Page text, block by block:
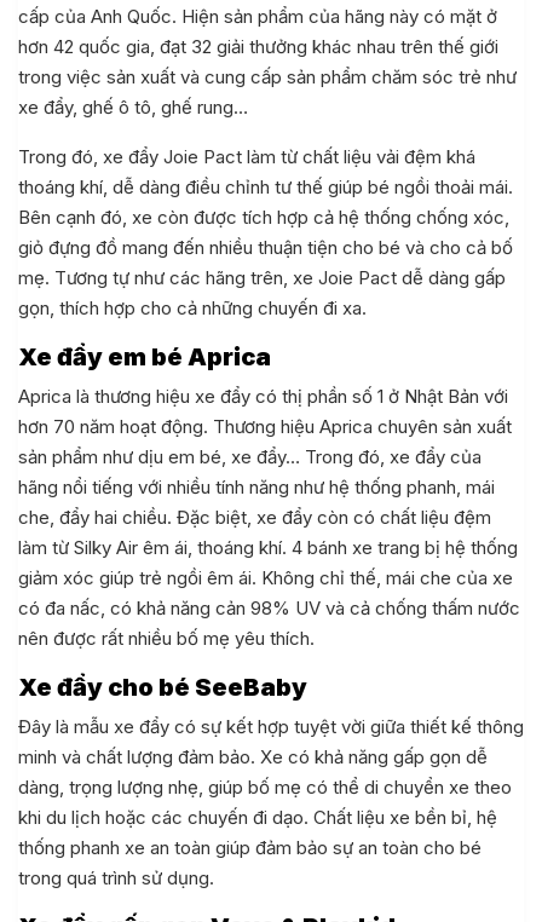
cấp của Anh Quốc. Hiện sản phẩm của hãng này có mặt ở
hơn 42 quốc gia, đạt 32 giải thưởng khác nhau trên thế giới
trong việc sản xuất và cung cấp sản phẩm chăm sóc trẻ như
xe đẩy, ghế ô tô, ghế rung…
Trong đó, xe đẩy Joie Pact làm từ chất liệu vải đệm khá
thoáng khí, dễ dàng điều chỉnh tư thế giúp bé ngồi thoải mái.
Bên cạnh đó, xe còn được tích hợp cả hệ thống chống xóc,
giỏ đựng đồ mang đến nhiều thuận tiện cho bé và cho cả bố
mẹ. Tương tự như các hãng trên, xe Joie Pact dễ dàng gấp
gọn, thích hợp cho cả những chuyến đi xa.
Xe đẩy em bé Aprica
Aprica là thương hiệu xe đẩy có thị phần số 1 ở Nhật Bản với
hơn 70 năm hoạt động. Thương hiệu Aprica chuyên sản xuất
sản phẩm như dịu em bé, xe đẩy… Trong đó, xe đẩy của
hãng nổi tiếng với nhiều tính năng như hệ thống phanh, mái
che, đẩy hai chiều. Đặc biệt, xe đẩy còn có chất liệu đệm
làm từ Silky Air êm ái, thoáng khí. 4 bánh xe trang bị hệ thống
giảm xóc giúp trẻ ngồi êm ái. Không chỉ thế, mái che của xe
có đa nấc, có khả năng cản 98% UV và cả chống thấm nước
nên được rất nhiều bố mẹ yêu thích.
Xe đẩy cho bé SeeBaby
Đây là mẫu xe đẩy có sự kết hợp tuyệt vời giữa thiết kế thông
minh và chất lượng đảm bảo. Xe có khả năng gấp gọn dễ
dàng, trọng lượng nhẹ, giúp bố mẹ có thể di chuyển xe theo
khi du lịch hoặc các chuyến đi dạo. Chất liệu xe bền bỉ, hệ
thống phanh xe an toàn giúp đảm bảo sự an toàn cho bé
trong quá trình sử dụng.